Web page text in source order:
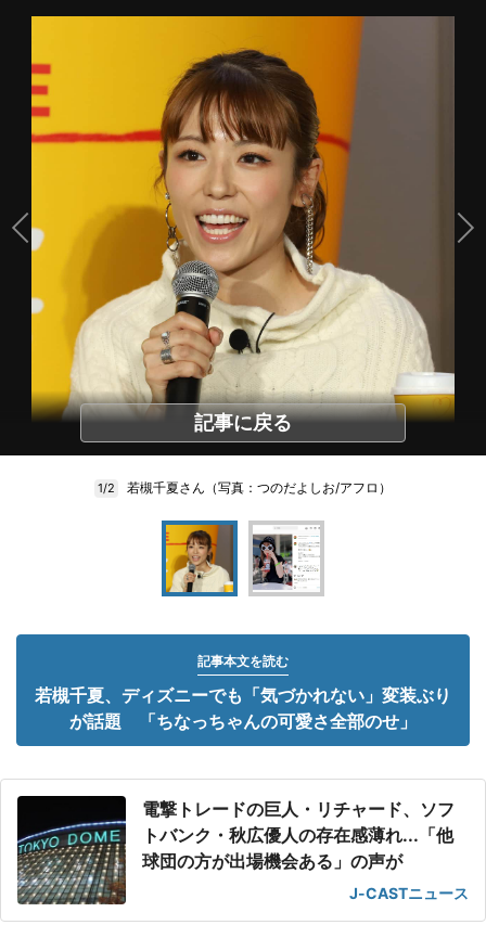
記事に戻る
1/2 若槻千夏さん（写真：つのだよしお/アフロ）
記事本文を読む
若槻千夏、ディズニーでも「気づかれない」変装ぶり
が話題 「ちなっちゃんの可愛さ全部のせ」
電撃トレードの巨人・リチャード、ソフ
トバンク・秋広優人の存在感薄れ...「他
球団の方が出場機会ある」の声が
J-CASTニュース